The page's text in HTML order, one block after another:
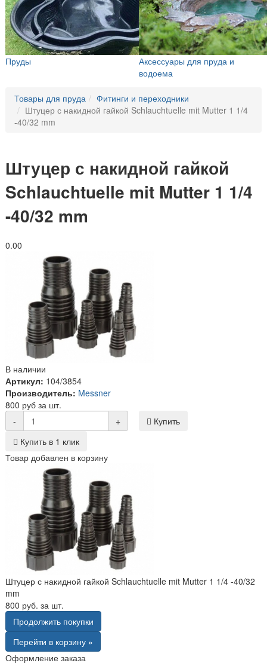
Пруды
Аксессуары для пруда и
водоема
Товары для пруда
Фитинги и переходники
Штуцер с накидной гайкой Schlauchtuelle mit Mutter 1 1/4
-40/32 mm
Штуцер с накидной гайкой
Schlauchtuelle mit Mutter 1 1/4
-40/32 mm
0.00
В наличии
Артикул: 104/3854
Производитель: Messner
800 руб за шт.
-
+
Купить
Купить в 1 клик
Товар добавлен в корзину
Штуцер с накидной гайкой Schlauchtuelle mit Mutter 1 1/4 -40/32
mm
800 руб. за шт.
Продолжить покупки
Перейти в корзину »
Оформление заказа